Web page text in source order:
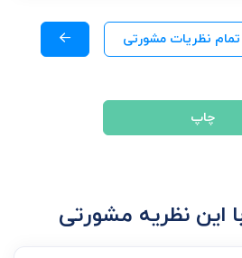
نظریات مشورتی
چاپ
این نظریه مشورتی